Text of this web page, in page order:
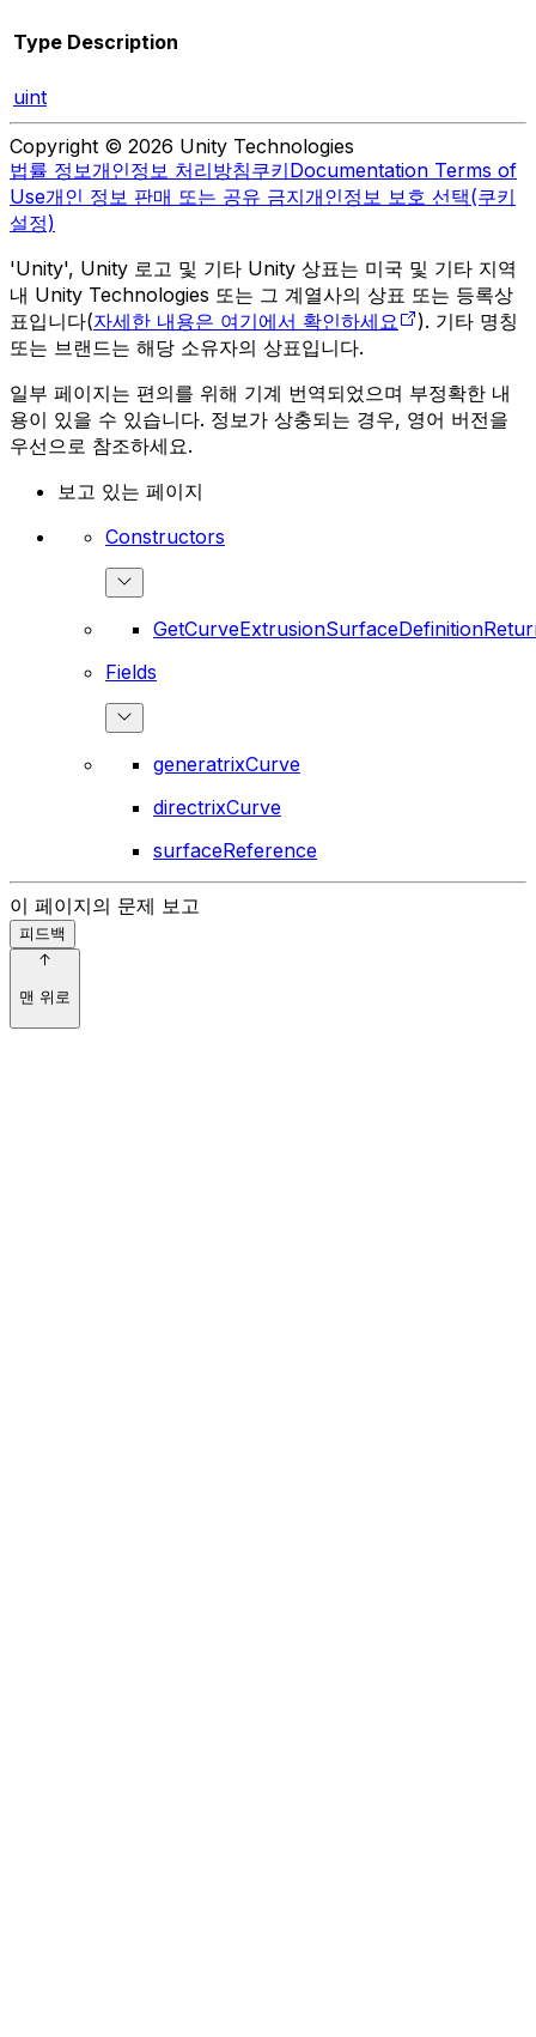
Type Description
uint
Copyright © 2026 Unity Technologies
법률 정보개인정보 처리방침쿠키Documentation Terms of
Use개인 정보 판매 또는 공유 금지개인정보 보호 선택(쿠키
설정)
'Unity', Unity 로고 및 기타 Unity 상표는 미국 및 기타 지역
내 Unity Technologies 또는 그 계열사의 상표 또는 등록상
표입니다(자세한 내용은 여기에서 확인하세요
). 기타 명칭
또는 브랜드는 해당 소유자의 상표입니다.
일부 페이지는 편의를 위해 기계 번역되었으며 부정확한 내
용이 있을 수 있습니다. 정보가 상충되는 경우, 영어 버전을
우선으로 참조하세요.
보고 있는 페이지
Constructors
Fields
generatrixCurve
directrixCurve
surfaceReference
이 페이지의 문제 보고
피드백
맨 위로